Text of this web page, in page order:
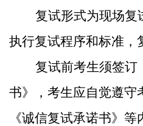
复试形式为现场复
执行复试程序和标准，
复试前考生须签订
书》，考生应自觉遵守
《诚信复试承诺书》